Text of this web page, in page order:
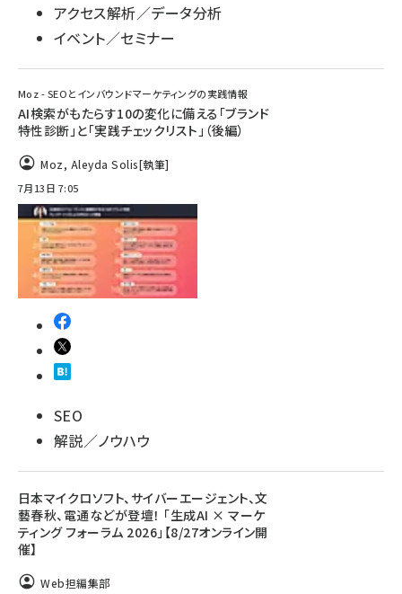
アクセス解析／データ分析
イベント／セミナー
Moz - SEOとインバウンドマーケティングの実践情報
AI検索がもたらす10の変化に備える「ブランド
特性診断」と「実践チェックリスト」（後編）
Moz, Aleyda Solis[執筆]
7月13日 7:05
SEO
解説／ノウハウ
日本マイクロソフト、サイバーエージェント、文
藝春秋、電通などが登壇！ 「生成AI × マーケ
ティング フォーラム 2026」【8/27オンライン開
催】
Web担編集部